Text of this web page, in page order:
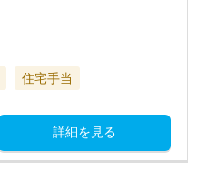
住宅手当
詳細を見る